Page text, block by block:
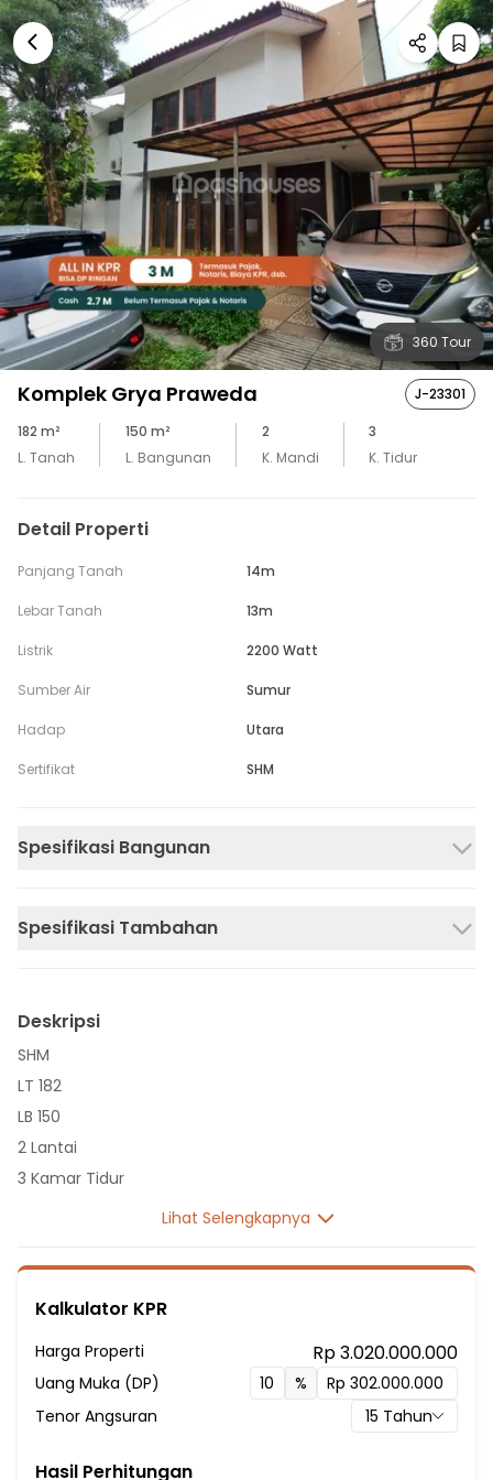
360 Tour
Komplek Grya Praweda
J-23301
182 m²
L. Tanah
150 m²
L. Bangunan
2
K. Mandi
3
K. Tidur
Detail Properti
Panjang Tanah 14m
Lebar Tanah 13m
Listrik 2200 Watt
Sumber Air Sumur
Hadap Utara
Sertifikat SHM
Spesifikasi Bangunan
Spesifikasi Tambahan
Deskripsi
SHM
LT 182
LB 150
2 Lantai
3 Kamar Tidur
Sumber Air Tanah
Hadap Utara
19 Menit ke Ichthus School
19 Menit ke Millennia World School
22 Menit ke Nord Anglia School Jakarta
Lihat Selengkapnya
Kalkulator KPR
Harga Properti Rp 3.020.000.000
Uang Muka (DP)
%
Tenor Angsuran
15 Tahun
Hasil Perhitungan